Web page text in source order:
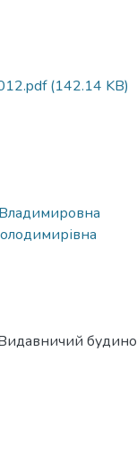
(142.14 KB)